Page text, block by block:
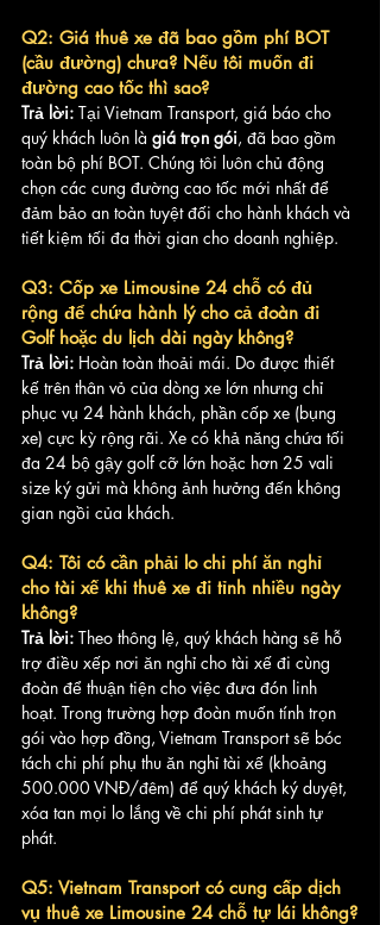
Q2: Giá thuê xe đã bao gồm phí BOT
(cầu đường) chưa? Nếu tôi muốn đi
đường cao tốc thì sao?
Trả lời: Tại Vietnam Transport, giá báo cho
quý khách luôn là giá trọn gói, đã bao gồm
toàn bộ phí BOT. Chúng tôi luôn chủ động
chọn các cung đường cao tốc mới nhất để
đảm bảo an toàn tuyệt đối cho hành khách và
tiết kiệm tối đa thời gian cho doanh nghiệp.
Q3: Cốp xe Limousine 24 chỗ có đủ
rộng để chứa hành lý cho cả đoàn đi
Golf hoặc du lịch dài ngày không?
Trả lời: Hoàn toàn thoải mái. Do được thiết
kế trên thân vỏ của dòng xe lớn nhưng chỉ
phục vụ 24 hành khách, phần cốp xe (bụng
xe) cực kỳ rộng rãi. Xe có khả năng chứa tối
đa 24 bộ gậy golf cỡ lớn hoặc hơn 25 vali
size ký gửi mà không ảnh hưởng đến không
gian ngồi của khách.
Q4: Tôi có cần phải lo chi phí ăn nghỉ
cho tài xế khi thuê xe đi tỉnh nhiều ngày
không?
Trả lời: Theo thông lệ, quý khách hàng sẽ hỗ
trợ điều xếp nơi ăn nghỉ cho tài xế đi cùng
đoàn để thuận tiện cho việc đưa đón linh
hoạt. Trong trường hợp đoàn muốn tính trọn
gói vào hợp đồng, Vietnam Transport sẽ bóc
tách chi phí phụ thu ăn nghỉ tài xế (khoảng
500.000 VNĐ/đêm) để quý khách ký duyệt,
xóa tan mọi lo lắng về chi phí phát sinh tự
phát.
Q5: Vietnam Transport có cung cấp dịch
vụ thuê xe Limousine 24 chỗ tự lái không?